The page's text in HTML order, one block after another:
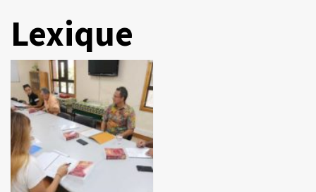
Lexique